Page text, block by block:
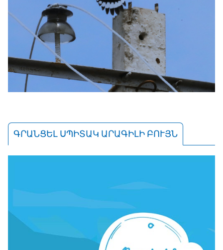
ԳՐԱՆՑԵԼ ՍՊԻՏԱԿ ԱՐԱԳԻԼԻ ԲՈՒՅՆ